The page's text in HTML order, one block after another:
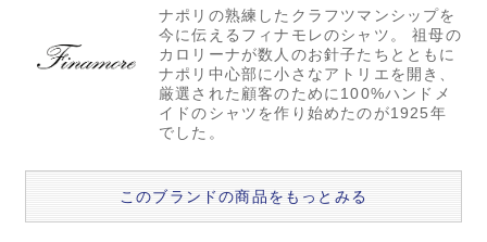
ナポリの熟練したクラフツマンシップを
今に伝えるフィナモレのシャツ。 祖母の
カロリーナが数人のお針子たちとともに
ナポリ中心部に小さなアトリエを開き、
厳選された顧客のために100%ハンドメ
イドのシャツを作り始めたのが1925年
でした。
このブランドの商品をもっとみる